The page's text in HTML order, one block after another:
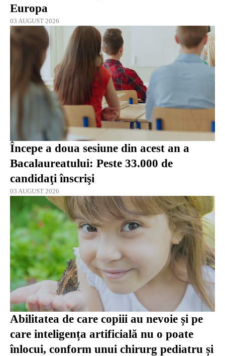
Europa
03 AUGUST 2026
Începe a doua sesiune din acest an a
Bacalaureatului: Peste 33.000 de
candidaţi înscrişi
03 AUGUST 2026
Abilitatea de care copiii au nevoie și pe
care inteligența artificială nu o poate
înlocui, conform unui chirurg pediatru și